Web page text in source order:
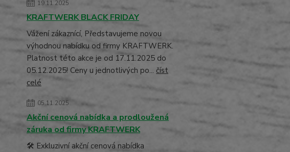
19.11.2025
KRAFTWERK BLACK FRIDAY
Vážení zákaznící, Představujeme novou
výhodnou nabídku od firmy KRAFTWERK.
Platnost této akce je od 17.11.2025 do
05.12.2025! Ceny u jednotlivých po... číst
celé
05.11.2025
Akční cenová nabídka a prodloužená
záruka od firmy KRAFTWERK
🛠️ Exkluzivní akční cenová nabídka